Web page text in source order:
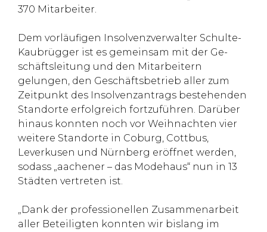
370 Mitarbeiter.
Dem vorläufigen Insolvenzverwalter Schulte-
Kaubrügger ist es gemeinsam mit der Ge-
schäftsleitung und den Mitarbeitern
gelungen, den Geschäftsbetrieb aller zum
Zeitpunkt des Insolvenzantrags bestehenden
Standorte erfolgreich fortzuführen. Darüber
hinaus konnten noch vor Weihnachten vier
weitere Standorte in Coburg, Cottbus,
Leverkusen und Nürnberg eröffnet werden,
sodass „aachener – das Modehaus“ nun in 13
Städten vertreten ist.
„Dank der professionellen Zusammenarbeit
aller Beteiligten konnten wir bislang im